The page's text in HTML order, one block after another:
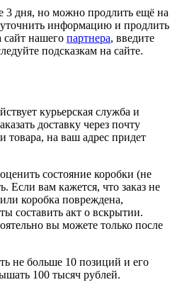
3 дня, но можно продлить ещё на
информацию и продлить
сайт нашего партнера, введите
подсказкам на сайте.
курьерская служба и
доставку через почту
товара, на ваш адрес придет
состояние коробки (не
Если вам кажется, что заказ не
коробка повреждена,
составить акт о вскрытии.
вы можете только после
не больше 10 позиций и его
100 тысяч рублей.